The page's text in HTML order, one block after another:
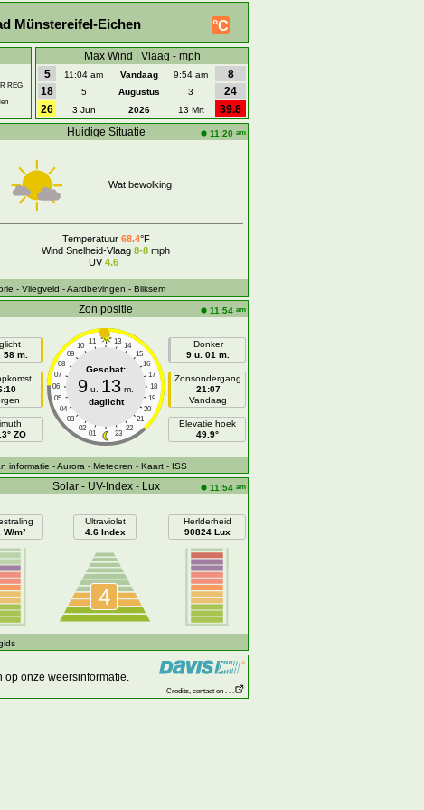
°C
Münstereifel-Eichen
REG
Max Wind | Vlaag - mph
5
11:04 am Vandaag 9:54 am
8
18
5 Augustus 3
24
26
3 Jun 2026 13 Mrt
39.8
Huidige Situatie 11:20 am
Wat bewolking
Temperatuur 68.4°F
Wind Snelheid-Vlaag 8-8 mph
UV4.6
- Vliegveld - Aardbevingen - Bliksem
Zon positie 11:54 am
58 m.
ZO
11 13
10
14
09
15
08
16
07
17
06
18
05
19
04
20
03
21
02
22
01 23
Geschat:
9 u. 13 m.
daglicht
Donker
9 u. 01 m.
Zonsondergang
21:07
Vandaag
Elevatie hoek
49.9°
informatie - Aurora - Meteoren - Kaart - ISS
Solar - UV-Index - Lux 11:54 am
W/m²
Ultraviolet
4.6 Index
4
Herlderheid
90824 Lux
op onze weersinformatie.
Credits, contact en . . .